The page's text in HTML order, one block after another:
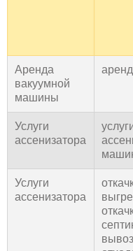
Аренда
вакуумной
машины
Услуги
ассенизатора
Услуги
ассенизатора